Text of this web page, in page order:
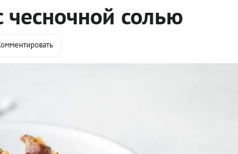
солью